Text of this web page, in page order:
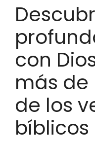
con
más de
de los
bíblicos